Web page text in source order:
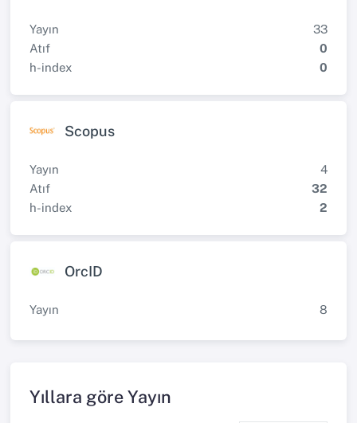
Yayın
33
Atıf
0
h-index
0
Scopus
Yayın
4
Atıf
32
h-index
2
OrcID
Yayın 8
Yıllara göre Yayın